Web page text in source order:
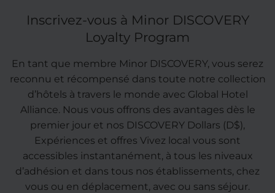
Inscrivez-vous à Minor DISCOVERY
Loyalty Program
En tant que membre Minor DISCOVERY, vous serez
reconnu et récompensé dans toute notre collection
d’hôtels à travers le monde avec Global Hotel
Alliance. Nous vous offrons des avantages dès le
premier jour et nos DISCOVERY Dollars (D$),
Expériences et offres Vivez local vous sont
accessibles instantanément, à tous les niveaux
d’adhésion et dans tous nos établissements, chez
vous ou en déplacement, avec ou sans séjour.